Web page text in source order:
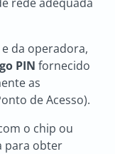
da operadora,
PIN fornecido
as
de Acesso).
o chip ou
para obter